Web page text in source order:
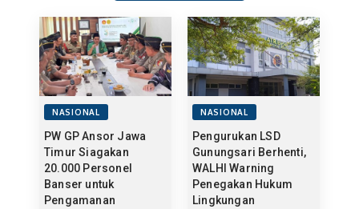
NASIONAL
PW GP Ansor Jawa
Timur Siagakan
20.000 Personel
Banser untuk
Pengamanan
NASIONAL
Pengurukan LSD
Gunungsari Berhenti,
WALHI Warning
Penegakan Hukum
Lingkungan